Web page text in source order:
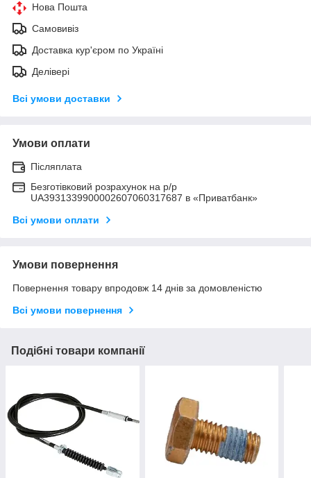
Нова Пошта
Самовивіз
Доставка кур'єром по Україні
Делівері
Всі умови доставки
Умови оплати
Післяплата
Безготівковий розрахунок на р/р
UA3931339900002607060317687 в «Приватбанк»
Всі умови оплати
Умови повернення
Повернення товару впродовж 14 днів за домовленістю
Всі умови повернення
Подібні товари компанії